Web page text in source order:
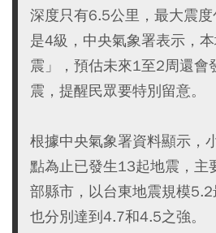
深度只有6.5公里，最大震
是4級，中央氣象署表示，
震」，預估未來1至2周還會
震，提醒民眾要特別留意。
根據中央氣象署資料顯示，
點為止已發生13起地震，主
部縣市，以台東地震規模
也分別達到4.7和4.5之強。